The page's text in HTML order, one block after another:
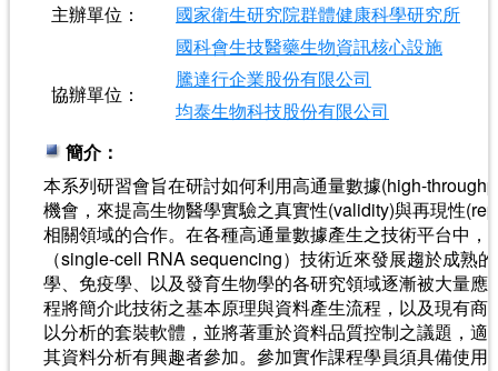
主辦單位：
國家衛生研究院群體健康科學研究所
國科會生技醫藥生物資訊核心設施
協辦單位：
騰達行企業股份有限公司
均泰生物科技股份有限公司
簡介：
本系列研習會旨在研討如何利用高通量數據(high-
機會，來提高生物醫學實驗之真實性(validity)與再現性
相關領域的合作。在各種高通量數據產生之技術平台中，
（single-cell RNA sequencing）技術近來發展趨於成熟
學、免疫學、以及發育生物學的各研究領域逐漸被大量應
程將簡介此技術之基本原理與資料產生流程，以及現有商
以分析的套裝軟體，並將著重於資料品質控制之議題，適
其資料分析有興趣者參加。參加實作課程學員須具備使用